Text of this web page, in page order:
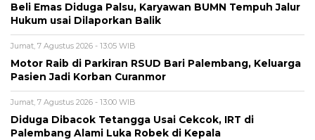
Beli Emas Diduga Palsu, Karyawan BUMN Tempuh Jalur
Hukum usai Dilaporkan Balik
Jumat, 7 Agustus 2026 - 13:05 WIB
Motor Raib di Parkiran RSUD Bari Palembang, Keluarga
Pasien Jadi Korban Curanmor
Jumat, 7 Agustus 2026 - 13:00 WIB
Diduga Dibacok Tetangga Usai Cekcok, IRT di
Palembang Alami Luka Robek di Kepala